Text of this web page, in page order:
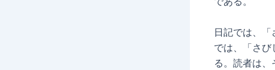
日記では、
では、「さ
る。読者は